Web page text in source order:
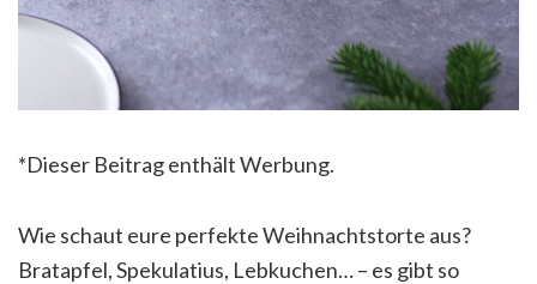
*Dieser Beitrag enthält Werbung.
Wie schaut eure perfekte Weihnachtstorte aus?
Bratapfel, Spekulatius, Lebkuchen… – es gibt so